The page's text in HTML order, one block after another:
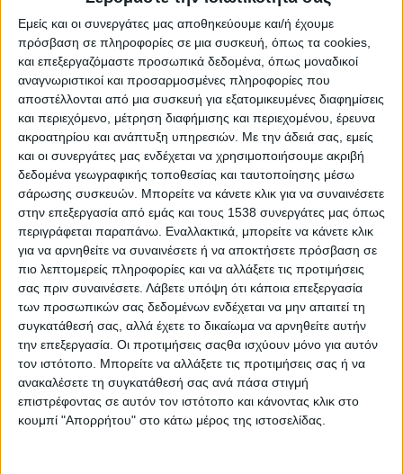
Εμείς και οι συνεργάτες μας αποθηκεύουμε και/ή έχουμε
πρόσβαση σε πληροφορίες σε μια συσκευή, όπως τα cookies,
και επεξεργαζόμαστε προσωπικά δεδομένα, όπως μοναδικοί
αναγνωριστικοί και προσαρμοσμένες πληροφορίες που
αποστέλλονται από μια συσκευή για εξατομικευμένες διαφημίσεις
και περιεχόμενο, μέτρηση διαφήμισης και περιεχομένου, έρευνα
ακροατηρίου και ανάπτυξη υπηρεσιών. Με την άδειά σας, εμείς
και οι συνεργάτες μας ενδέχεται να χρησιμοποιήσουμε ακριβή
δεδομένα γεωγραφικής τοποθεσίας και ταυτοποίησης μέσω
σάρωσης συσκευών. Μπορείτε να κάνετε κλικ για να συναινέσετε
στην επεξεργασία από εμάς και τους 1538 συνεργάτες μας όπως
περιγράφεται παραπάνω. Εναλλακτικά, μπορείτε να κάνετε κλικ
για να αρνηθείτε να συναινέσετε ή να αποκτήσετε πρόσβαση σε
πιο λεπτομερείς πληροφορίες και να αλλάξετε τις προτιμήσεις
σας πριν συναινέσετε. Λάβετε υπόψη ότι κάποια επεξεργασία
των προσωπικών σας δεδομένων ενδέχεται να μην απαιτεί τη
συγκατάθεσή σας, αλλά έχετε το δικαίωμα να αρνηθείτε αυτήν
την επεξεργασία. Οι προτιμήσεις σαςθα ισχύουν μόνο για αυτόν
τον ιστότοπο. Μπορείτε να αλλάξετε τις προτιμήσεις σας ή να
ανακαλέσετε τη συγκατάθεσή σας ανά πάσα στιγμή
επιστρέφοντας σε αυτόν τον ιστότοπο και κάνοντας κλικ στο
κουμπί "Απορρήτου" στο κάτω μέρος της ιστοσελίδας.
Αρχική
Το Φεστιβάλ
Διοργανωτής
ΑΘΗΝΑ
ΘΕΣΣΑΛΟΝΙΚΗ
E-shop
Προηγούμενες Εκδηλώσεις
Athens #JobFestival 2026
Thessaloniki #JobFestival 2025